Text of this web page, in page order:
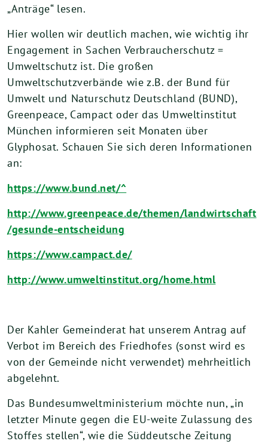
„Anträge“ lesen.
Hier wollen wir deutlich machen, wie wichtig ihr
Engagement in Sachen Verbraucherschutz =
Umweltschutz ist. Die großen
Umweltschutzverbände wie z.B. der Bund für
Umwelt und Naturschutz Deutschland (BUND),
Greenpeace, Campact oder das Umweltinstitut
München informieren seit Monaten über
Glyphosat. Schauen Sie sich deren Informationen
an:
https://www.bund.net/^
http://www.greenpeace.de/themen/landwirtschaft
/gesunde-entscheidung
https://www.campact.de/
http://www.umweltinstitut.org/home.html
Der Kahler Gemeinderat hat unserem Antrag auf
Verbot im Bereich des Friedhofes (sonst wird es
von der Gemeinde nicht verwendet) mehrheitlich
abgelehnt.
Das Bundesumweltministerium möchte nun, „in
letzter Minute gegen die EU-weite Zulassung des
Stoffes stellen“, wie die Süddeutsche Zeitung